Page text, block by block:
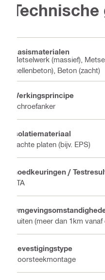
Basismaterialen
Metselwerk (massief),
(cellenbeton), Beton (zacht)
Werkingsprincipe
Schroefanker
Isolatiemateriaal
Zachte platen (bijv. EPS)
Goedkeuringen /
ETA
Buiten (meer dan 1km
Bevestigingstype
Doorsteekmontage